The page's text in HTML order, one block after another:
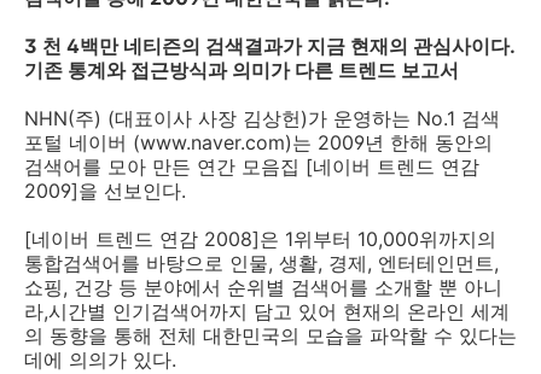
3 천 4백만 네티즌의 검색결과가 지금 현재의 관심사이다.
기존 통계와 접근방식과 의미가 다른 트렌드 보고서
NHN(주) (대표이사 사장 김상헌)가 운영하는 No.1 검색
포털 네이버 (www.naver.com)는 2009년 한해 동안의
검색어를 모아 만든 연간 모음집 [네이버 트렌드 연감
2009]을 선보인다.
[네이버 트렌드 연감 2008]은 1위부터 10,000위까지의
통합검색어를 바탕으로 인물, 생활, 경제, 엔터테인먼트,
쇼핑, 건강 등 분야에서 순위별 검색어를 소개할 뿐 아니
라,시간별 인기검색어까지 담고 있어 현재의 온라인 세계
의 동향을 통해 전체 대한민국의 모습을 파악할 수 있다는
데에 의의가 있다.